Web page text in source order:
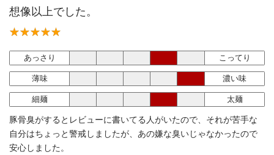
想像以上でした。
あっさり こってり
薄味 濃い味
細麺 太麺
豚骨臭がするとレビューに書いてる人がいたので、それが苦手な
自分はちょっと警戒しましたが、あの嫌な臭いじゃなかったので
安心しました。